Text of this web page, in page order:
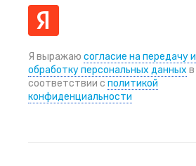
Я выражаю согласие на передачу и
обработку персональных данных в
соответствии с политикой
конфиденциальности